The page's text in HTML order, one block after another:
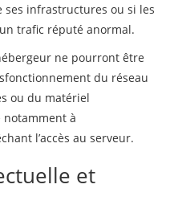
infrastructures ou si les
trafic réputé anormal.
ne pourront être
du réseau
ou du matériel
à
l’accès au serveur.
et